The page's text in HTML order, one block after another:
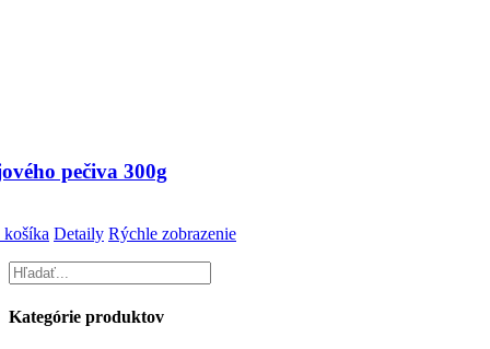
pečiva 300g
Detaily Rýchle zobrazenie
Kategórie produktov